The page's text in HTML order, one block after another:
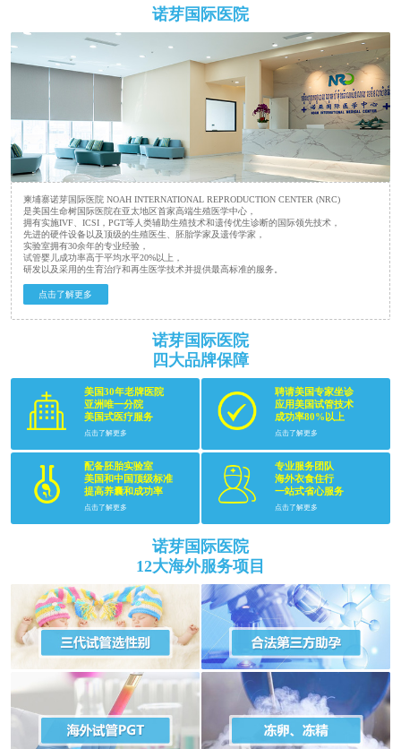
诺芽国际医院
柬埔寨诺芽国际医院 NOAH INTERNATIONAL REPRODUCTION CENTER (NRC)
是美国生命树国际医院在亚太地区首家高端生殖医学中心，
拥有实施IVF、ICSI，PGT等人类辅助生殖技术和遗传优生诊断的国际领先技术，
先进的硬件设备以及顶级的生殖医生、胚胎学家及遗传学家，
实验室拥有30余年的专业经验，
试管婴儿成功率高于平均水平20%以上，
研发以及采用的生育治疗和再生医学技术并提供最高标准的服务。
点击了解更多
诺芽国际医院
四大品牌保障
美国30年老牌医院
亚洲唯一分院
美国式医疗服务
点击了解更多
聘请美国专家坐诊
应用美国试管技术
成功率80%以上
点击了解更多
配备胚胎实验室
美国和中国顶级标准
提高养囊和成功率
点击了解更多
专业服务团队
海外衣食住行
一站式省心服务
点击了解更多
诺芽国际医院
12大海外服务项目